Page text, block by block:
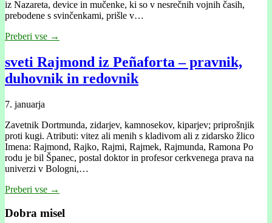
iz Nazareta, device in mučenke, ki so v nesrečnih vojnih časih,
prebodene s svinčenkami, prišle v…
Preberi vse →
sveti Rajmond iz Peñaforta – pravnik,
duhovnik in redovnik
7. januarja
Zavetnik Dortmunda, zidarjev, kamnosekov, kiparjev; priprošnjik
proti kugi. Atributi: vitez ali menih s kladivom ali z zidarsko žlico
Imena: Rajmond, Rajko, Rajmi, Rajmek, Rajmunda, Ramona Po
rodu je bil Španec, postal doktor in profesor cerkvenega prava na
univerzi v Bologni,…
Preberi vse →
Dobra misel